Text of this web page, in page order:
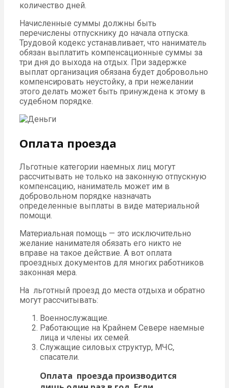
количество дней.
Начисленные суммы должны быть
перечислены отпускнику до начала отпуска.
Трудовой кодекс устанавливает, что наниматель
обязан выплатить компенсационные суммы за
три дня до выхода на отдых. При задержке
выплат организация обязана будет добровольно
компенсировать неустойку, а при нежелании
этого делать может быть принуждена к этому в
судебном порядке.
Оплата проезда
Льготные категории наемных лиц могут
рассчитывать не только на законную отпускную
компенсацию, наниматель может им в
добровольном порядке назначать
определенные выплаты в виде материальной
помощи.
Материальная помощь — это исключительно
желание нанимателя обязать его никто не
вправе на такое действие. А вот оплата
проездных документов для многих работников
законная мера.
На льготный проезд до места отдыха и обратно
могут рассчитывать:
Военнослужащие.
Работающие на Крайнем Севере наемные
лица и члены их семей.
Служащие силовых структур, МЧС,
спасатели.
Оплата проезда производится